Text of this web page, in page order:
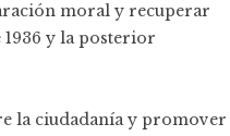
moral y recuperar
y la posterior
la ciudadanía y promover